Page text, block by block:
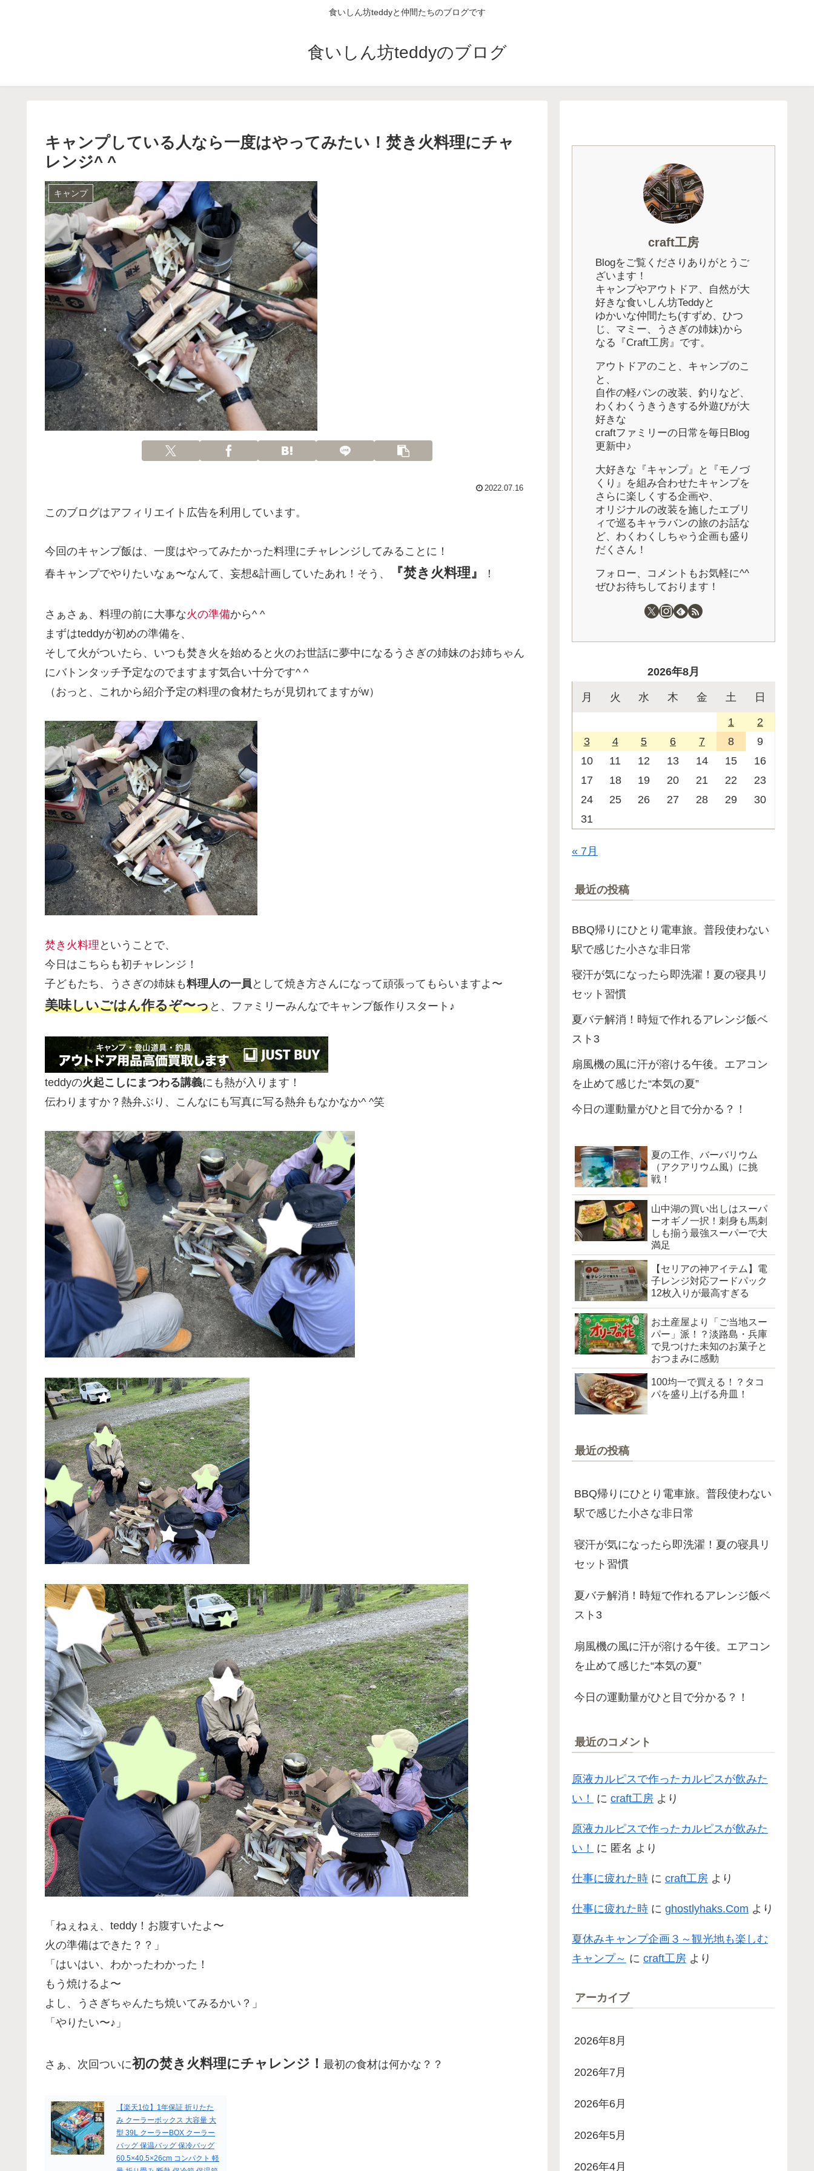
食いしん坊teddyと仲間たちのブログです
食いしん坊teddyのブログ
キャンプしている人なら一度はやってみたい！焚き火料理にチャ
レンジ^ ^
キャンプ
2022.07.16
このブログはアフィリエイト広告を利用しています。
今回のキャンプ飯は、一度はやってみたかった料理にチャレンジしてみることに！
春キャンプでやりたいなぁ〜なんて、妄想&計画していたあれ！そう、
『焚き火料理』 ！
さぁさぁ、料理の前に大事な火の準備から^ ^
まずはteddyが初めの準備を、
そして火がついたら、いつも焚き火を始めると火のお世話に夢中になるうさぎの姉妹のお姉ちゃん
にバトンタッチ予定なのでますます気合い十分です^ ^
（おっと、これから紹介予定の料理の食材たちが見切れてますがw）
焚き火料理 ということで、
今日はこちらも初チャレンジ！
子どもたち、うさぎの姉妹も料理人の一員 として焼き方さんになって頑張ってもらいますよ〜
美味しいごはん作るぞ〜っと、ファミリーみんなでキャンプ飯作りスタート♪
teddyの火起こしにまつわる講義にも熱が入ります！
伝わりますか？熱弁ぶり、こんなにも写真に写る熱弁もなかなか^ ^笑
「ねぇねぇ、teddy！お腹すいたよ〜
火の準備はできた？？」
「はいはい、わかったわかった！
もう焼けるよ〜
よし、うさぎちゃんたち焼いてみるかい？」
「やりたい〜♪」
さぁ、次回ついに初の焚き火料理にチャレンジ！ 最初の食材は何かな？？
【楽天1位】1年保証 折りたた
み クーラーボックス 大容量 大
型 39L クーラーBOX クーラー
バッグ 保温バッグ 保冷バッグ
60.5×40.5×26cm コンパクト 軽
craft工房
Blogをご覧くださりありがとうご
ざいます！
キャンプやアウトドア、自然が大
好きな食いしん坊Teddyと
ゆかいな仲間たち(すずめ、ひつ
じ、マミー、うさぎの姉妹)から
なる『Craft工房』です。
アウトドアのこと、キャンプのこ
と、
自作の軽バンの改装、釣りなど、
わくわくうきうきする外遊びが大
好きな
craftファミリーの日常を毎日Blog
更新中♪
大好きな『キャンプ』と『モノづ
くり』を組み合わせたキャンプを
さらに楽しくする企画や、
オリジナルの改装を施したエブリ
ィで巡るキャラバンの旅のお話な
ど、わくわくしちゃう企画も盛り
だくさん！
フォロー、コメントもお気軽に^^
ぜひお待ちしております！
2026年8月
月 火 水 木 金 土 日
1
2
3
4 5 6 7 8
9
10
11 12 13 14 15
16
17
18 19 20 21 22
23
24
25 26 27 28 29
30
31
« 7月
最近の投稿
BBQ帰りにひとり電車旅。普段使わない
駅で感じた小さな非日常
寝汗が気になったら即洗濯！夏の寝具リ
セット習慣
夏バテ解消！時短で作れるアレンジ飯ベ
スト3
扇風機の風に汗が溶ける午後。エアコン
を止めて感じた“本気の夏”
今日の運動量がひと目で分かる？！
夏の工作、バーバリウム
（アクアリウム風）に挑
戦！
山中湖の買い出しはスーパ
ーオギノ一択！刺身も馬刺
しも揃う最強スーパーで大
満足
【セリアの神アイテム】電
子レンジ対応フードパック
12枚入りが最高すぎる
お土産屋より「ご当地スー
パー」派！？淡路島・兵庫
で見つけた未知のお菓子と
おつまみに感動
100均一で買える！？タコ
パを盛り上げる舟皿！
最近の投稿
BBQ帰りにひとり電車旅。普段使わない
駅で感じた小さな非日常
寝汗が気になったら即洗濯！夏の寝具リ
セット習慣
夏バテ解消！時短で作れるアレンジ飯ベ
スト3
扇風機の風に汗が溶ける午後。エアコン
を止めて感じた“本気の夏”
今日の運動量がひと目で分かる？！
最近のコメント
原液カルピスで作ったカルピスが飲みた
い！
に craft工房 より
原液カルピスで作ったカルピスが飲みた
い！
に 匿名 より
仕事に疲れた時 に craft工房 より
仕事に疲れた時 に ghostlyhaks.Com より
夏休みキャンプ企画３～観光地も楽しむ
キャンプ～ に craft工房 より
アーカイブ
2026年8月
2026年7月
2026年6月
2026年5月
2026年4月